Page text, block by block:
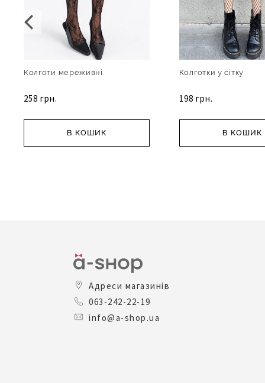
Колготи мереживні
258 грн.
В КОШИК
Колготки у сітку
198 грн.
В КОШИК
Адреси магазинів
063-242-22-19
info@a-shop.ua